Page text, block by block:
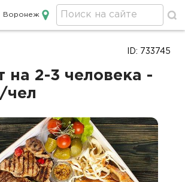
Кейтеринг в Воронеже
Воронеж
на 2-3 человека -
чел
ID: 733745